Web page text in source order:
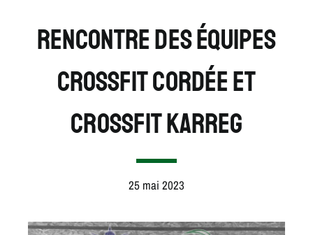
Activités
Actualités
Rencontre des équipes
CrossFit Cordée et
CrossFit Karreg
25 mai 2023